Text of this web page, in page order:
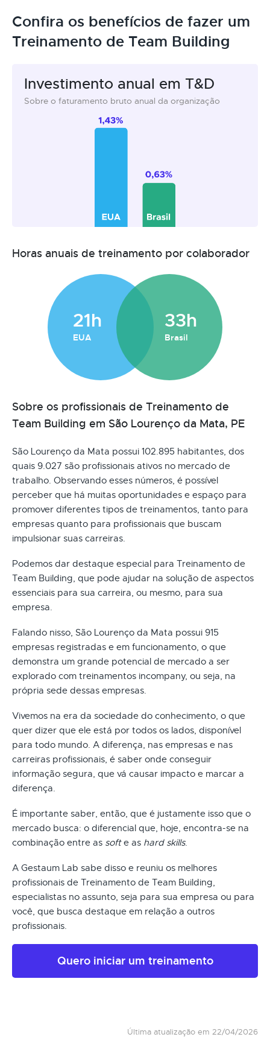
Confira os benefícios de fazer um
Treinamento de Team Building
Investimento anual em T&D
Sobre o faturamento bruto anual da organização
Horas anuais de treinamento por colaborador
21h
EUA
33h
Brasil
Sobre os profissionais de Treinamento de
Team Building em São Lourenço da Mata, PE
São Lourenço da Mata possui 102.895 habitantes, dos
quais 9.027 são profissionais ativos no mercado de
trabalho. Observando esses números, é possível
perceber que há muitas oportunidades e espaço para
promover diferentes tipos de treinamentos, tanto para
empresas quanto para profissionais que buscam
impulsionar suas carreiras.
Podemos dar destaque especial para Treinamento de
Team Building, que pode ajudar na solução de aspectos
essenciais para sua carreira, ou mesmo, para sua
empresa.
Falando nisso, São Lourenço da Mata possui 915
empresas registradas e em funcionamento, o que
demonstra um grande potencial de mercado a ser
explorado com treinamentos incompany, ou seja, na
própria sede dessas empresas.
Vivemos na era da sociedade do conhecimento, o que
quer dizer que ele está por todos os lados, disponível
para todo mundo. A diferença, nas empresas e nas
carreiras profissionais, é saber onde conseguir
informação segura, que vá causar impacto e marcar a
diferença.
É importante saber, então, que é justamente isso que o
mercado busca: o diferencial que, hoje, encontra-se na
combinação entre as softe as hard skills.
A Gestaum Lab sabe disso e reuniu os melhores
profissionais de Treinamento de Team Building,
especialistas no assunto, seja para sua empresa ou para
você, que busca destaque em relação a outros
profissionais.
Quero iniciar um treinamento
Última atualização em 22/04/2026